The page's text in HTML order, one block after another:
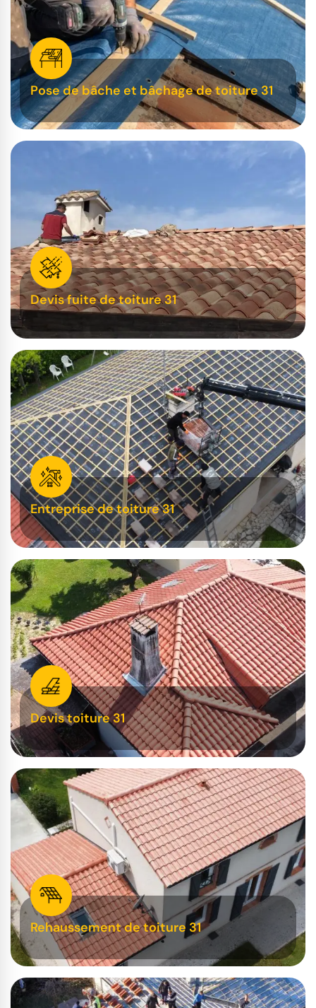
Pose de bâche et bâchage de toiture 31
Devis fuite de toiture 31
Entreprise de toiture 31
Devis toiture 31
Rehaussement de toiture 31